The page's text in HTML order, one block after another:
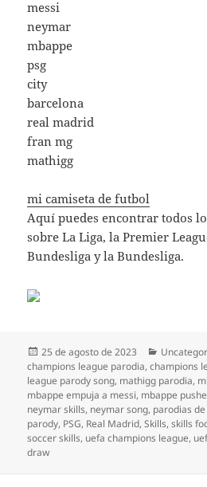
messi
neymar
mbappe
psg
city
barcelona
real madrid
fran mg
mathigg
mi camiseta de futbol
Aquí puedes encontrar todos
sobre La Liga, la Premier
Bundesliga y la Bundesliga.
Publicado
el
25 de agosto de 2023
champions league parodia,champions
league parody song, mathigg parodia,
mbappe empuja a messi, mbappe
neymar skills, neymar song, parodias
parody, PSG, Real Madrid,Skills,skills
soccer skills, uefa champions league,
draw